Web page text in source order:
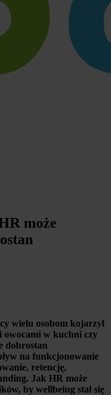
może
wielu osobom kojarzył
owocami w kuchni czy
dobrostan
na funkcjonowanie
retencję,
Jak HR może
by wellbeing stał się